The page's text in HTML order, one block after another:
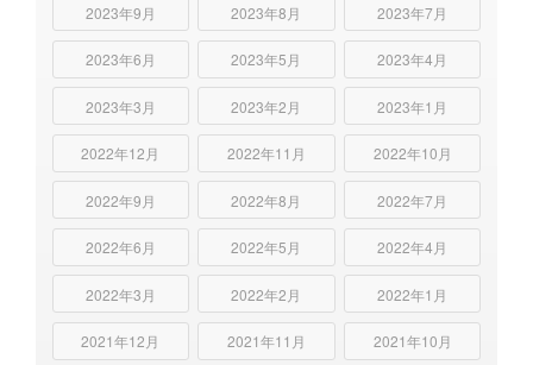
2023年9月 2023年8月 2023年7月
2023年6月 2023年5月 2023年4月
2023年3月 2023年2月 2023年1月
2022年12月 2022年11月 2022年10月
2022年9月 2022年8月 2022年7月
2022年6月 2022年5月 2022年4月
2022年3月 2022年2月 2022年1月
2021年12月 2021年11月 2021年10月